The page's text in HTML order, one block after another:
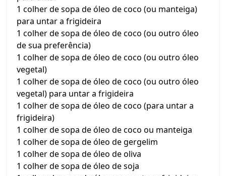
1 colher de sopa de óleo de coco (ou manteiga)
para untar a frigideira
1 colher de sopa de óleo de coco (ou outro óleo
de sua preferência)
1 colher de sopa de óleo de coco (ou outro óleo
vegetal)
1 colher de sopa de óleo de coco (ou outro óleo
vegetal) para untar a frigideira
1 colher de sopa de óleo de coco (para untar a
frigideira)
1 colher de sopa de óleo de coco ou manteiga
1 colher de sopa de óleo de gergelim
1 colher de sopa de óleo de oliva
1 colher de sopa de óleo de soja